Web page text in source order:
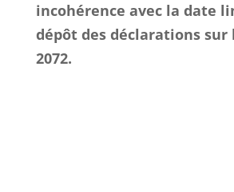
incohérence avec la date
dépôt des déclarations sur
2072.